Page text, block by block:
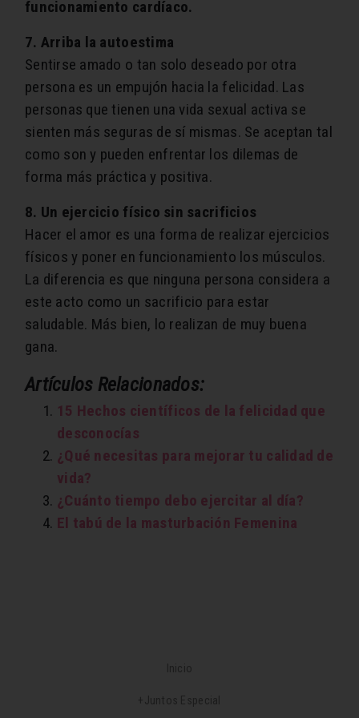
funcionamiento cardíaco.
7. Arriba la autoestima
Sentirse amado o tan solo deseado por otra
persona es un empujón hacia la felicidad. Las
personas que tienen una vida sexual activa se
sienten más seguras de sí mismas. Se aceptan tal
como son y pueden enfrentar los dilemas de
forma más práctica y positiva.
8. Un ejercicio físico sin sacrificios
Hacer el amor es una forma de realizar ejercicios
físicos y poner en funcionamiento los músculos.
La diferencia es que ninguna persona considera a
este acto como un sacrificio para estar
saludable. Más bien, lo realizan de muy buena
gana.
Artículos Relacionados:
15 Hechos científicos de la felicidad que
desconocías
¿Qué necesitas para mejorar tu calidad de
vida?
¿Cuánto tiempo debo ejercitar al día?
El tabú de la masturbación Femenina
Inicio
+Juntos Especial